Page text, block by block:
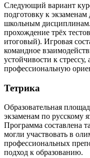
Следующий вариант
подготовку к
школьным
прохождение трёх
итоговый). Игровая
командное
устойчивости к
профессиональную
Тетрика
Образовательная
экзаменам по русскому
Программа составлена
могли участвовать в
профессиональных
подход к образованию.